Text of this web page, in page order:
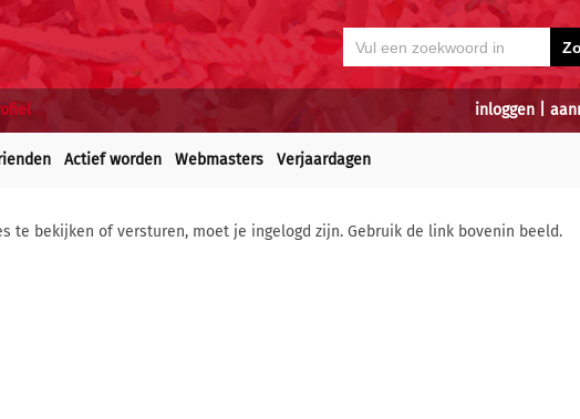
inloggen
Actief worden Webmasters Verjaardagen
te bekijken of versturen, moet je ingelogd zijn. Gebruik de link bovenin beeld.